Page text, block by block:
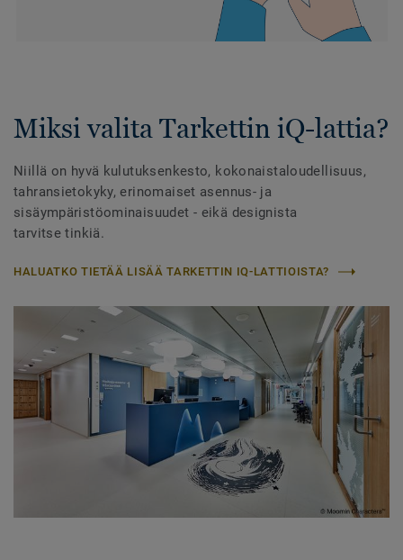
Miksi valita Tarkettin iQ-lattia?
Niillä on hyvä kulutuksenkesto, kokonaistaloudellisuus,
tahransietokyky, erinomaiset asennus- ja
sisäympäristöominaisuudet - eikä designista
tarvitse tinkiä.
HALUATKO TIETÄÄ LISÄÄ TARKETTIN IQ-LATTIOISTA?